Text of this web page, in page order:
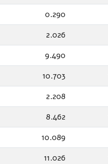
0.290
2.026
9.490
10.703
2.208
8.462
10.089
11.026